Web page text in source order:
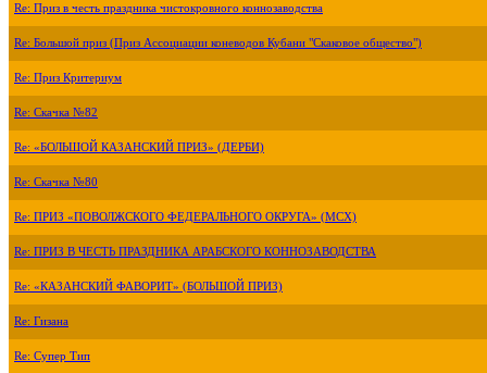
Re: Приз в честь праздника чистокровного коннозаводства
Re: Большой приз (Приз Ассоциации коневодов Кубани "Скаковое общество")
Re: Приз Критериум
Re: Скачка №82
Re: «БОЛЬШОЙ КАЗАНСКИЙ ПРИЗ» (ДЕРБИ)
Re: Скачка №80
Re: ПРИЗ «ПОВОЛЖСКОГО ФЕДЕРАЛЬНОГО ОКРУГА» (МСХ)
Re: ПРИЗ В ЧЕСТЬ ПРАЗДНИКА АРАБСКОГО КОННОЗАВОДСТВА
Re: «КАЗАНСКИЙ ФАВОРИТ» (БОЛЬШОЙ ПРИЗ)
Re: Гизана
Re: Супер Тип